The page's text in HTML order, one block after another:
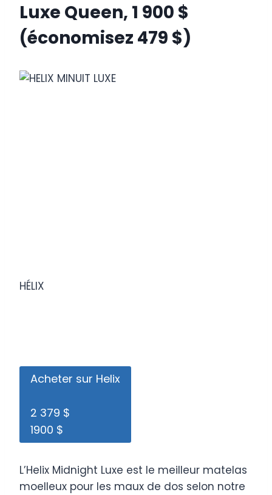
Luxe Queen, 1 900 $
(économisez 479 $)
HÉLIX
Acheter sur Helix
2 379 $
1900 $
L’Helix Midnight Luxe est le meilleur matelas
moelleux pour les maux de dos selon notre